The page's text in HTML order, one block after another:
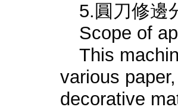
5.圓刀修邊
Scope of
This
various
decorative